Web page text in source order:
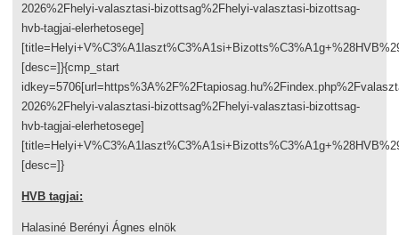
2026%2Fhelyi-valasztasi-bizottsag%2Fhelyi-valasztasi-bizottsag-
hvb-tagjai-elerhetosege]
[desc=]}{cmp_start
2026%2Fhelyi-valasztasi-bizottsag%2Fhelyi-valasztasi-bizottsag-
hvb-tagjai-elerhetosege]
[desc=]}
HVB tagjai:
Halasiné Berényi Ágnes elnök